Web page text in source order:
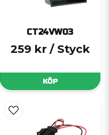
CT24VW03
259 kr / Styck
KÖP